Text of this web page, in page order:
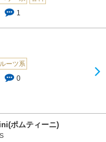
1
ーツ系
0
ポムティーニ)